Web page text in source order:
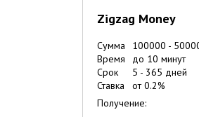
Zigzag Money
Сумма 100000 -
Время
до 10 минут
Срок
5 - 365 дней
Ставка
от0.2%
Получение: